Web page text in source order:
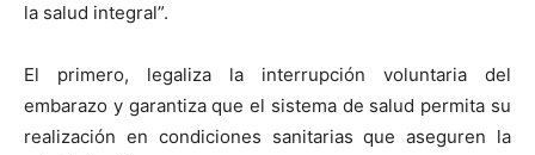
la salud integral”.
El primero, legaliza la interrupción voluntaria del
embarazo y garantiza que el sistema de salud permita su
realización en condiciones sanitarias que aseguren la